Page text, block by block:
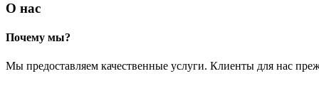
О нас
Почему мы?
Мы предоставляем качественные услуги. Клиенты для нас